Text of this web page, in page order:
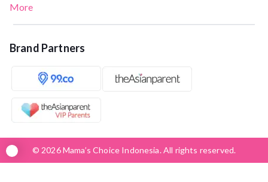
More
Brand Partners
© 2026 Mama’s Choice Indonesia. All rights reserved.